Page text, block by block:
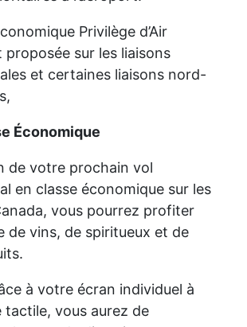
Privilège d’Air
proposée sur les liaisons
et certaines liaisons nord-
Économique
de votre prochain vol
en classe économique sur les
vous pourrez profiter
de vins, de spiritueux et de
à votre écran individuel à
tactile, vous aurez de